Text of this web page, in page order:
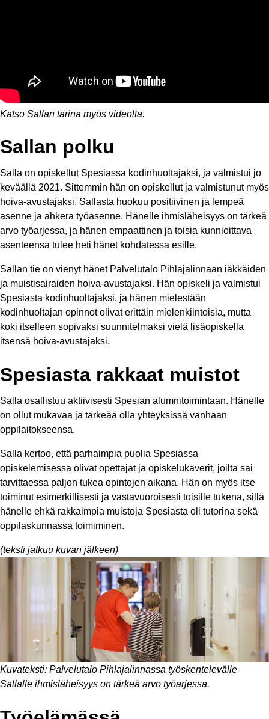
Katso Sallan tarina myös videolta.
Sallan polku
Salla on opiskellut Spesiassa kodinhuoltajaksi, ja valmistui jo
keväällä 2021. Sittemmin hän on opiskellut ja valmistunut myös
hoiva-avustajaksi. Sallasta huokuu positiivinen ja lempeä
asenne ja ahkera työasenne. Hänelle ihmisläheisyys on tärkeä
arvo työarjessa, ja hänen empaattinen ja toisia kunnioittava
asenteensa tulee heti hänet kohdatessa esille.
Sallan tie on vienyt hänet Palvelutalo Pihlajalinnaan iäkkäiden
ja muistisairaiden hoiva-avustajaksi. Hän opiskeli ja valmistui
Spesiasta kodinhuoltajaksi, ja hänen mielestään
kodinhuoltajan opinnot olivat erittäin mielenkiintoisia, mutta
koki itselleen sopivaksi suunnitelmaksi vielä lisäopiskella
itsensä hoiva-avustajaksi.
Spesiasta rakkaat muistot
Salla osallistuu aktiivisesti Spesian alumnitoimintaan. Hänelle
on ollut mukavaa ja tärkeää olla yhteyksissä vanhaan
oppilaitokseensa.
Salla kertoo, että parhaimpia puolia Spesiassa
opiskelemisessa olivat opettajat ja opiskelukaverit, joilta sai
tarvittaessa paljon tukea opintojen aikana. Hän on myös itse
toiminut esimerkillisesti ja vastavuoroisesti toisille tukena, sillä
hänelle ehkä rakkaimpia muistoja Spesiasta oli tutorina sekä
oppilaskunnassa toimiminen.
(teksti jatkuu kuvan jälkeen)
Kuvateksti: Palvelutalo Pihlajalinnassa työskentelevälle
Sallalle ihmisläheisyys on tärkeä arvo työarjessa.